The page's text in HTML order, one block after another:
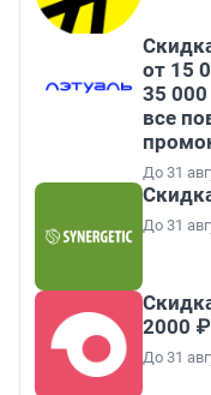
от 15
35
все
До 31
До 31
2000 ₽
До 31